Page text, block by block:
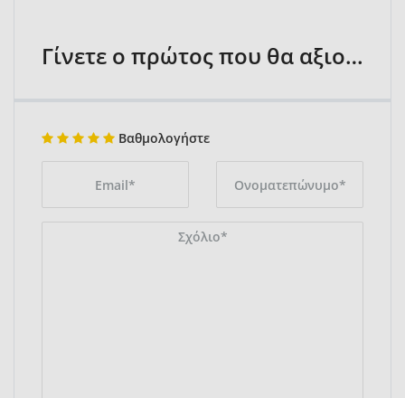
Γίνετε ο πρώτος που θα αξιολογήσει
Βαθμολογήστε